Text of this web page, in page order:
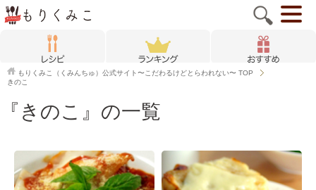
もりくみこ（くみんちゅ）公式サイト〜こだわるけどとらわれない〜 TOP
きのこ
『きのこ』の一覧